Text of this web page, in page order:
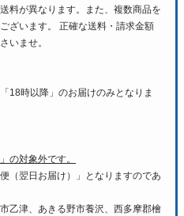
料が異なります。また、複数商品を
ざいます。 正確な送料・請求金額
いませ。
18時以降」のお届けのみとなりま
の対象外です。
（翌日お届け）」となりますのであ
乙津、あきる野市養沢、西多摩郡檜